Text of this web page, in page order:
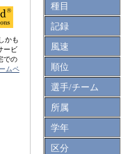
かも
ービ
での
ムペ
種目
記録
風速
順位
選手/チーム
所属
学年
区分